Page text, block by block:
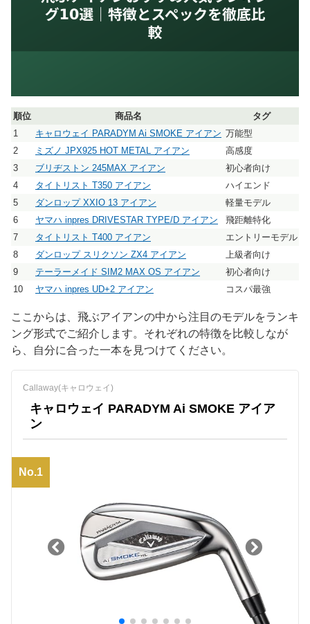
順位 商品名
タグ
1
キャロウェイ PARADYM Ai SMOKE アイアン 万能型
2
ミズノ JPX925 HOT METAL アイアン 高感度
3
ブリヂストン 245MAX アイアン 初心者向け
4
タイトリスト T350 アイアン ハイエンド
5
ダンロップ XXIO 13 アイアン 軽量モデル
6
ヤマハ inpres DRIVESTAR TYPE/D アイアン 飛距離特化
7
タイトリスト T400 アイアン エントリーモデル
8
ダンロップ スリクソン ZX4 アイアン 上級者向け
9
テーラーメイド SIM2 MAX OS アイアン 初心者向け
10
ヤマハ inpres UD+2 アイアン コスパ最強
ここからは、飛ぶアイアンの中から注目のモデルをランキ
ング形式でご紹介します。それぞれの特徴を比較しなが
ら、自分に合った一本を見つけてください。
Callaway(キャロウェイ)
キャロウェイ PARADYM Ai SMOKE アイア
ン
No.1